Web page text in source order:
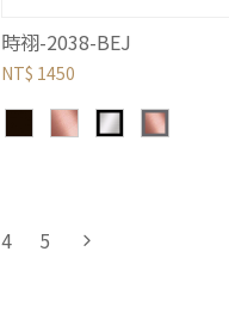
時祤-2038-BEJ
NT$ 1450
4 5